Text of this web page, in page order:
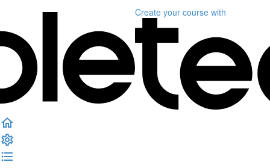
Create your course with